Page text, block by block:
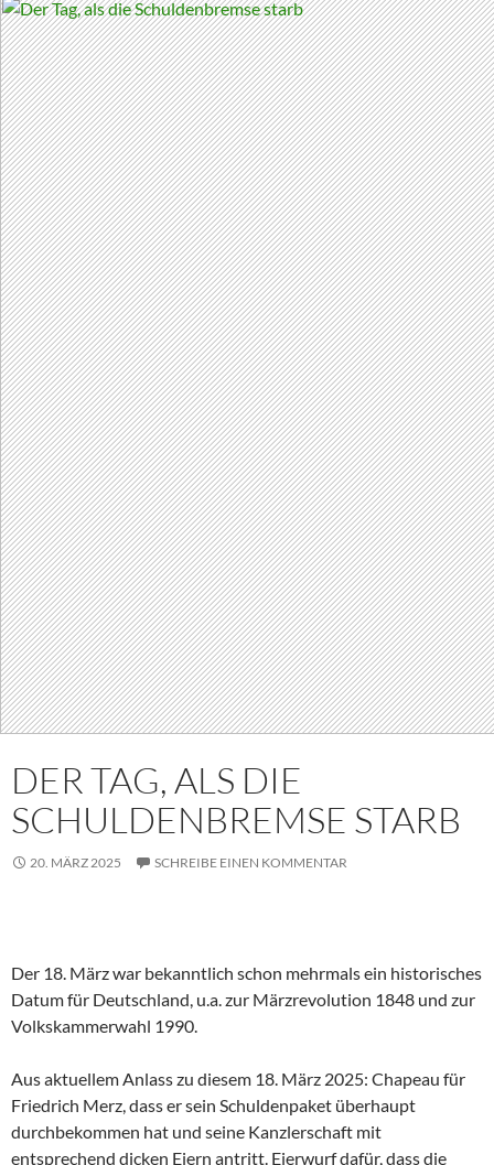
DER TAG, ALS DIE
SCHULDENBREMSE STARB
20. MÄRZ 2025 SCHREIBE EINEN KOMMENTAR
Der 18. März war bekanntlich schon mehrmals ein historisches
Datum für Deutschland, u.a. zur Märzrevolution 1848 und zur
Volkskammerwahl 1990.
Aus aktuellem Anlass zu diesem 18. März 2025: Chapeau für
Friedrich Merz, dass er sein Schuldenpaket überhaupt
durchbekommen hat und seine Kanzlerschaft mit
entsprechend dicken Eiern antritt. Eierwurf dafür, dass die